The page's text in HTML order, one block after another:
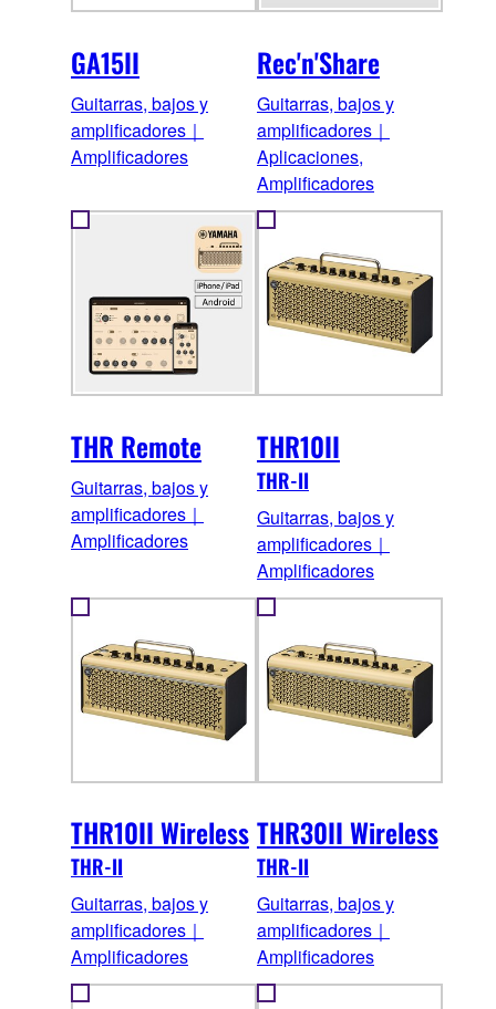
GA15II
Guitarras, bajos y
amplificadores｜
Amplificadores
Rec'n'Share
Guitarras, bajos y
amplificadores｜
Aplicaciones,
Amplificadores
THR Remote
Guitarras, bajos y
amplificadores｜
Amplificadores
THR10II
THR-II
Guitarras, bajos y
amplificadores｜
Amplificadores
THR10II Wireless
THR-II
Guitarras, bajos y
amplificadores｜
Amplificadores
THR30II Wireless
THR-II
Guitarras, bajos y
amplificadores｜
Amplificadores